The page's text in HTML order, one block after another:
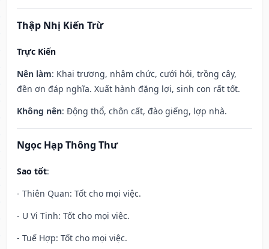
Thập Nhị Kiến Trừ
Trực Kiến
Nên làm: Khai trương, nhậm chức, cưới hỏi, trồng cây,
đền ơn đáp nghĩa. Xuất hành đặng lợi, sinh con rất tốt.
Không nên: Động thổ, chôn cất, đào giếng, lợp nhà.
Ngọc Hạp Thông Thư
Sao tốt:
- Thiên Quan: Tốt cho mọi việc.
- U Vi Tinh: Tốt cho mọi việc.
- Tuế Hợp: Tốt cho mọi việc.